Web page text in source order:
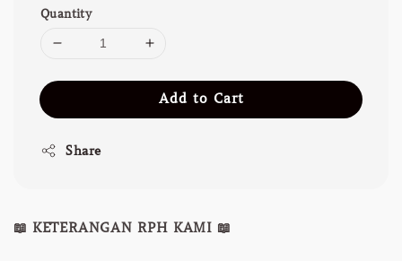
Quantity
Add to Cart
Share
📖 KETERANGAN RPH KAMI 📖